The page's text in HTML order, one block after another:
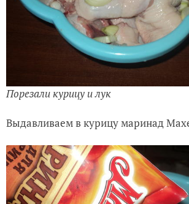
Порезали курицу и лук
Выдавливаем в курицу маринад